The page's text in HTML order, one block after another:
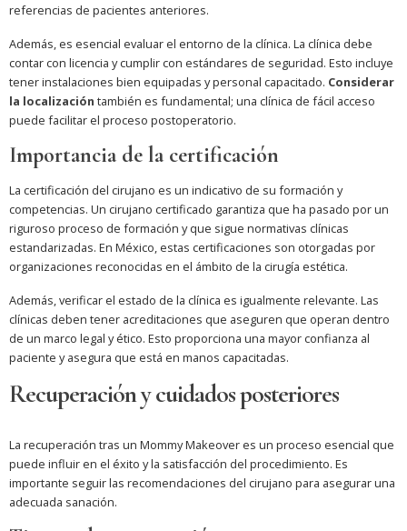
referencias de pacientes anteriores.
Además, es esencial evaluar el entorno de la clínica. La clínica debe
contar con licencia y cumplir con estándares de seguridad. Esto incluye
tener instalaciones bien equipadas y personal capacitado. Considerar
la localización también es fundamental; una clínica de fácil acceso
puede facilitar el proceso postoperatorio.
Importancia de la certificación
La certificación del cirujano es un indicativo de su formación y
competencias. Un cirujano certificado garantiza que ha pasado por un
riguroso proceso de formación y que sigue normativas clínicas
estandarizadas. En México, estas certificaciones son otorgadas por
organizaciones reconocidas en el ámbito de la cirugía estética.
Además, verificar el estado de la clínica es igualmente relevante. Las
clínicas deben tener acreditaciones que aseguren que operan dentro
de un marco legal y ético. Esto proporciona una mayor confianza al
paciente y asegura que está en manos capacitadas.
Recuperación y cuidados posteriores
La recuperación tras un Mommy Makeover es un proceso esencial que
puede influir en el éxito y la satisfacción del procedimiento. Es
importante seguir las recomendaciones del cirujano para asegurar una
adecuada sanación.